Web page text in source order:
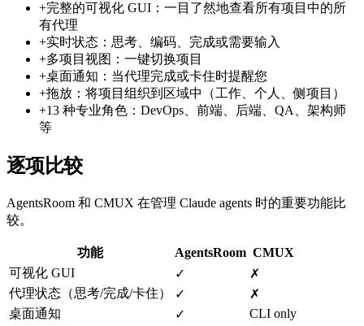
+完整的可视化 GUI：一目了然地查看所有项目中的所
有代理
+实时状态：思考、编码、完成或需要输入
+多项目视图：一键切换项目
+桌面通知：当代理完成或卡住时提醒您
+拖放：将项目组织到区域中（工作、个人、侧项目）
+13 种专业角色：DevOps、前端、后端、QA、架构师
等
逐项比较
AgentsRoom 和 CMUX 在管理 Claude agents 时的重要功能比
较。
功能 AgentsRoom CMUX
可视化 GUI
✓
✗
代理状态（思考/完成/卡住）
✓
✗
桌面通知
✓
CLI only